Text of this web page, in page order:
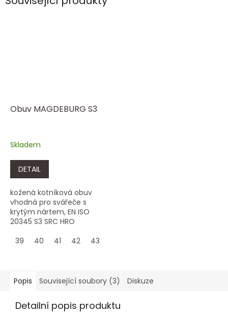
Obuv MAGDEBURG S3
Skladem
DETAIL
kožená kotníková obuv
vhodná pro svářeče s
krytým nártem, EN ISO
20345 S3 SRC HRO
39
40 41 42 43
Popis Související soubory (3) Diskuze
Detailní popis produktu